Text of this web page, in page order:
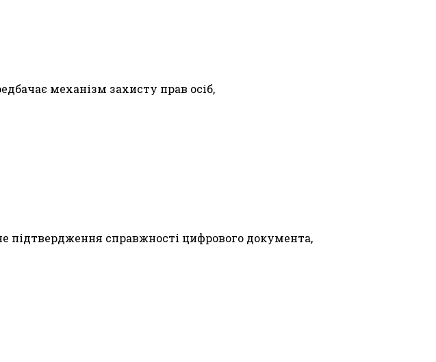
механізм захисту прав осіб,
підтвердження справжності цифрового документа,